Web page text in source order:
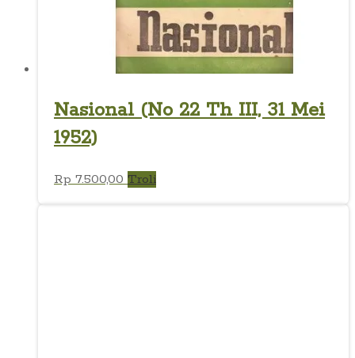
Nasional (No 22 Th III, 31 Mei
1952)
Rp 7.500,00 Troli